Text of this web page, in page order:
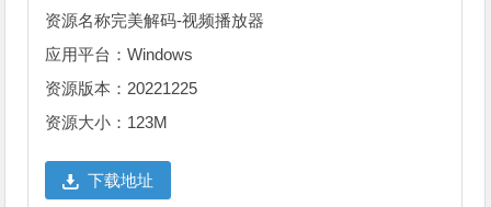
资源名称完美解码-视频播放器
应用平台：Windows
资源版本：20221225
资源大小：123M
下载地址